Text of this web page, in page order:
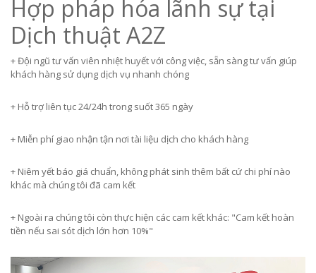
Hợp pháp hóa lãnh sự tại
Dịch thuật A2Z
+ Đội ngũ tư vấn viên nhiệt huyết với công việc, sẵn sàng tư vấn giúp
khách hàng sử dụng dịch vụ nhanh chóng
+ Hỗ trợ liên tục 24/24h trong suốt 365 ngày
+ Miễn phí giao nhận tận nơi tài liệu dịch cho khách hàng
+ Niêm yết báo giá chuẩn, không phát sinh thêm bất cứ chi phí nào
khác mà chúng tôi đã cam kết
+ Ngoài ra chúng tôi còn thực hiện các cam kết khác: "Cam kết hoàn
tiền nếu sai sót dịch lớn hơn 10%"